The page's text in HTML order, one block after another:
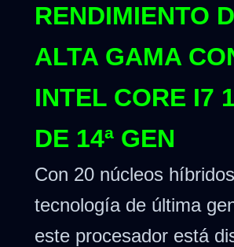
RENDIMIENTO
ALTA GAMA
INTEL CORE I7
DE 14ª GEN
Con 20 núcleos
tecnología de última
este procesador está